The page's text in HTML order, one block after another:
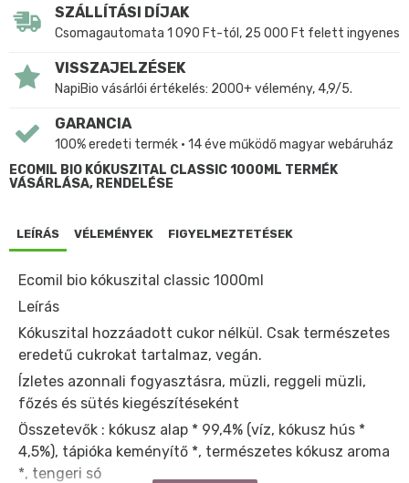
SZÁLLÍTÁSI DÍJAK
Csomagautomata 1 090 Ft-tól, 25 000 Ft felett ingyenes
VISSZAJELZÉSEK
NapiBio vásárlói értékelés: 2000+ vélemény, 4,9/5.
GARANCIA
100% eredeti termék • 14 éve működő magyar webáruház
ECOMIL BIO KÓKUSZITAL CLASSIC 1000ML TERMÉK
VÁSÁRLÁSA, RENDELÉSE
LEÍRÁS VÉLEMÉNYEK FIGYELMEZTETÉSEK
Ecomil bio kókuszital classic 1000ml
Leírás
Kókuszital hozzáadott cukor nélkül. Csak természetes
eredetű cukrokat tartalmaz, vegán.
Ízletes azonnali fogyasztásra, müzli, reggeli müzli,
főzés és sütés kiegészítéseként
Összetevők : kókusz alap * 99,4% (víz, kókusz hús *
4,5%), tápióka keményítő *, természetes kókusz aroma
*, tengeri só